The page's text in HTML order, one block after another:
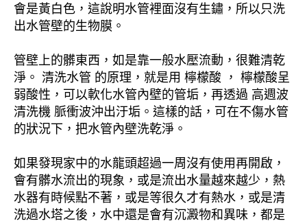
會是黃白色，這說明水管裡面沒有生鏽，所以只洗
出水管壁的生物膜。
管壁上的髒東西，如是靠一般水壓流動，很難清乾
淨。 清洗水管 的原理，就是用 檸檬酸 ， 檸檬酸呈
弱酸性，可以軟化水管內壁的管垢，再透過 高週波
清洗機 脈衝波沖出汙垢。這樣的話，可在不傷水管
的狀況下，把水管內壁洗乾淨。
如果發現家中的水龍頭超過一周沒有使用再開啟，
會有髒水流出的現象，或是流出水量越來越少，熱
水器有時候點不著，或是等很久才有熱水，或是清
洗過水塔之後，水中還是會有沉澱物和異味，都是